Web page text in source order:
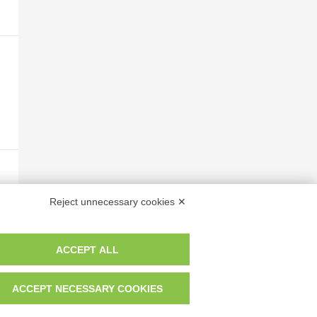
Reject unnecessary cookies ✕
ACCEPT ALL
ACCEPT NECESSARY COOKIES